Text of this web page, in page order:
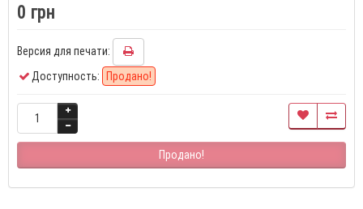
0 грн
Версия для печати:
Доступность: Продано!
Продано!